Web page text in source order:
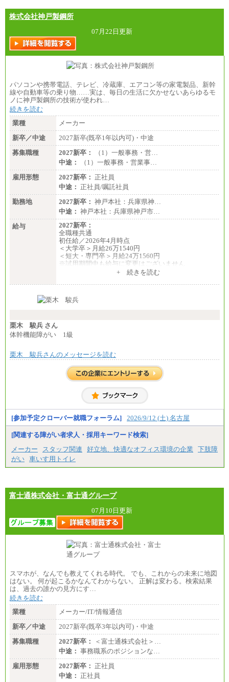
株式会社神戸製鋼所
07月22日更新
パソコンや携帯電話、テレビ、冷蔵庫、エアコン等の家電製品、新幹
線や自動車等の乗り物……実は、毎日の生活に欠かせないあらゆるモ
ノに神戸製鋼所の技術が使われ…
続きを読む
業種
メーカー
新卒／中途
2027新卒(既卒1年以内可)・中途
募集職種
2027新卒：
（1）一般事務・営…
中途：
（1）一般事務・営業事…
雇用形態
2027新卒： 正社員
中途： 正社員/嘱託社員
勤務地
2027新卒： 神戸本社：兵庫県神…
中途： 神戸本社：兵庫県神戸市…
給与
2027新卒：
全職種共通
初任給／2026年4月時点
＜大学卒＞月給26万1540円
＜短大・専門卒＞月給24万1560円
※試用期間中も給与に変更はございません
月給24万円～
※試用期間中も給与に変更はございません
+ 続きを読む
栗木 駿兵 さん
体幹機能障がい 1級
栗木 駿兵さんのメッセージを読む
[参加予定クローバー就職フォーラム] 2026/9/12 (土) 名古屋
[関連する障がい者求人・採用キーワード検索]
メーカー
スタッフ関連 好立地、快適なオフィス環境の企業
下肢障
がい 車いす用トイレ
富士通株式会社・富士通グループ
07月10日更新
スマホが、なんでも教えてくれる時代。 でも、これからの未来に地図
はない。 何が起こるかなんてわからない。 正解は変わる。検索結果
は、過去の誰かの見方にす…
続きを読む
業種
メーカー/IT/情報通信
新卒／中途
2027新卒(既卒3年以内可)・中途
募集職種
2027新卒：
＜富士通株式会社＞…
中途： 事務職系のポジションな…
雇用形態
2027新卒： 正社員
中途： 正社員